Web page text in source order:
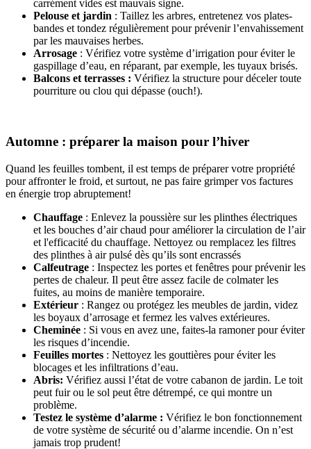
carrément vides est mauvais signe.
Pelouse et jardin : Taillez les arbres, entretenez vos plates-
bandes et tondez régulièrement pour prévenir l’envahissement
par les mauvaises herbes.
Arrosage : Vérifiez votre système d’irrigation pour éviter le
gaspillage d’eau, en réparant, par exemple, les tuyaux brisés.
Balcons et terrasses : Vérifiez la structure pour déceler toute
pourriture ou clou qui dépasse (ouch!).
Automne : préparer la maison pour l’hiver
Quand les feuilles tombent, il est temps de préparer votre propriété
pour affronter le froid, et surtout, ne pas faire grimper vos factures
en énergie trop abruptement!
Chauffage : Enlevez la poussière sur les plinthes électriques
et les bouches d’air chaud pour améliorer la circulation de l’air
et l'efficacité du chauffage. Nettoyez ou remplacez les filtres
des plinthes à air pulsé dès qu’ils sont encrassés
Calfeutrage : Inspectez les portes et fenêtres pour prévenir les
pertes de chaleur. Il peut être assez facile de colmater les
fuites, au moins de manière temporaire.
Extérieur : Rangez ou protégez les meubles de jardin, videz
les boyaux d’arrosage et fermez les valves extérieures.
Cheminée : Si vous en avez une, faites-la ramoner pour éviter
les risques d’incendie.
Feuilles mortes : Nettoyez les gouttières pour éviter les
blocages et les infiltrations d’eau.
Abris: Vérifiez aussi l’état de votre cabanon de jardin. Le toit
peut fuir ou le sol peut être détrempé, ce qui montre un
problème.
Testez le système d’alarme : Vérifiez le bon fonctionnement
de votre système de sécurité ou d’alarme incendie. On n’est
jamais trop prudent!